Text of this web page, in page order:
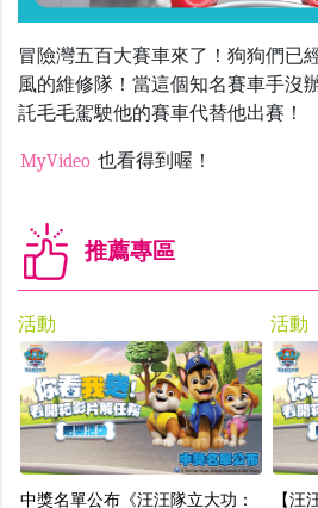
冒險灣五百大賽車來了！狗狗們已
風的維修隊！當這個知名賽車手沒
託毛毛駕駛他的賽車代替他出賽！
MyVideo 也看得到喔！
推薦專區
活動
中獎名單公布《汪汪隊立大功：
活動
【汪